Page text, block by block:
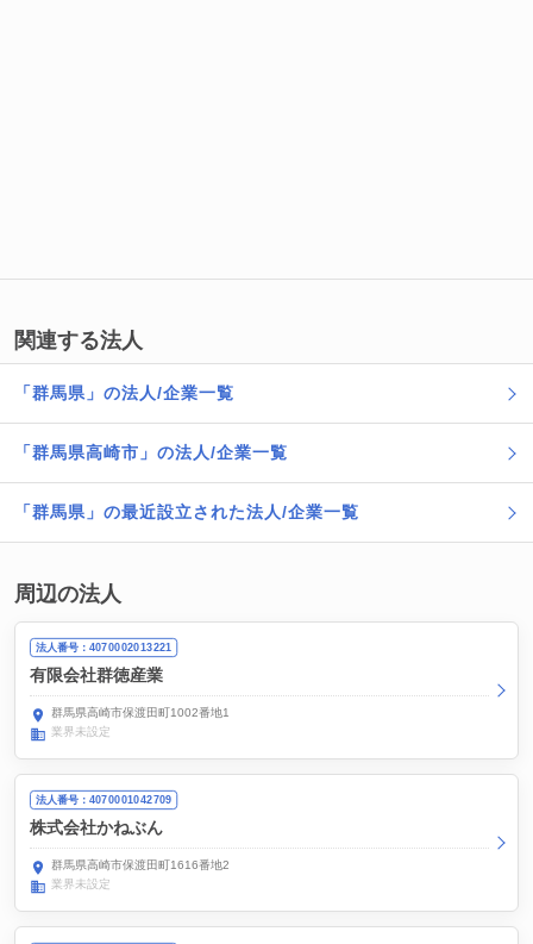
関連する法人
「群馬県」の法人/企業一覧
「群馬県高崎市」の法人/企業一覧
「群馬県」の最近設立された法人/企業一覧
周辺の法人
法人番号：4070002013221
有限会社群徳産業
群馬県高崎市保渡田町1002番地1
業界未設定
法人番号：4070001042709
株式会社かねぶん
群馬県高崎市保渡田町1616番地2
業界未設定